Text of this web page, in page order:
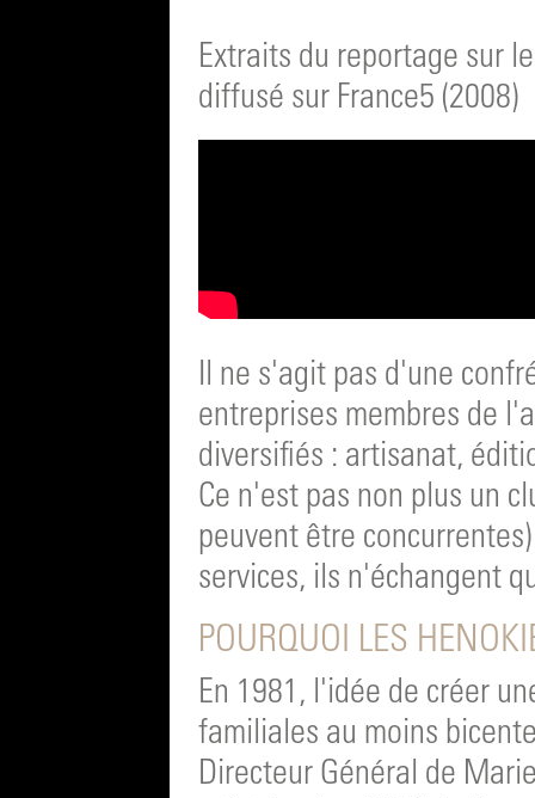
Extraits du reportage sur
diffusé sur France5 (2008)
Il ne s'agit pas d'une
entreprises membres de
diversifiés : artisanat,
Ce n'est pas non plus un
peuvent être
services, ils n'échangent
POURQUOI LES
En 1981, l'idée de créer
familiales au moins
Directeur Général de